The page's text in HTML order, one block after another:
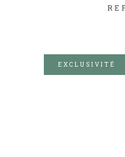
EXCLUSIVITÉ